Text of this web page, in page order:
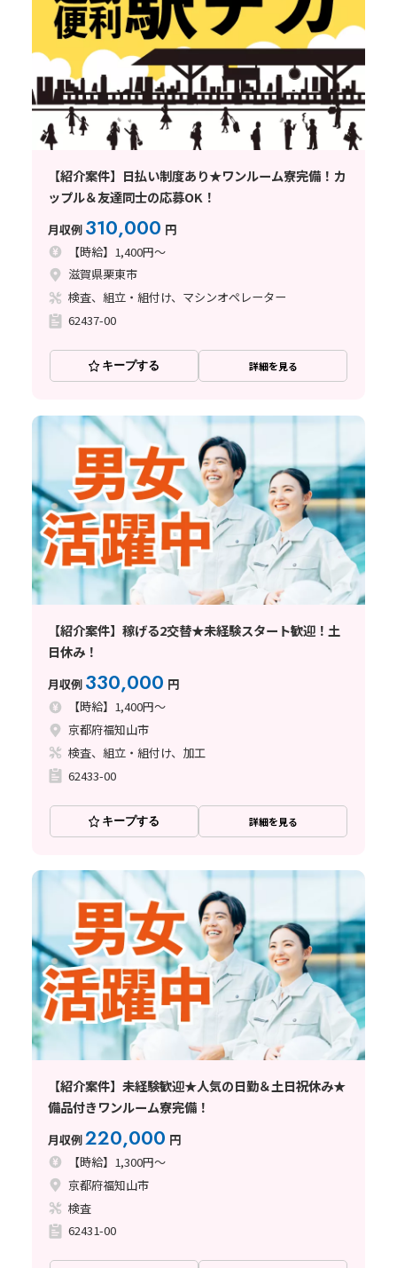
【紹介案件】日払い制度あり★ワンルーム寮完備！カ
ップル＆友達同士の応募OK！
月収例 310,000 円
【時給】1,400円～
滋賀県栗東市
検査、組立・組付け、マシンオペレーター
62437-00
キープする 詳細を見る
【紹介案件】稼げる2交替★未経験スタート歓迎！土
日休み！
月収例 330,000 円
【時給】1,400円～
京都府福知山市
検査、組立・組付け、加工
62433-00
キープする 詳細を見る
【紹介案件】未経験歓迎★人気の日勤＆土日祝休み★
備品付きワンルーム寮完備！
月収例220,000 円
【時給】1,300円～
京都府福知山市
検査
62431-00